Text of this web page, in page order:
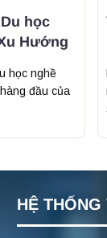
học
Hướng
học nghề
đầu của
HỆ THỐNG